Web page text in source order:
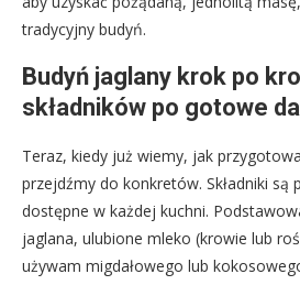
tradycyjny budyń.
Budyń jaglany krok po
składników po gotowe
Teraz, kiedy już wiemy, jak
przejdźmy do konkretów. Składniki są
dostępne w każdej kuchni.
jaglana, ulubione mleko (krowie lub
używam migdałowego lub